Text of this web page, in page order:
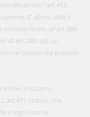
con l'art.413
E' altresì utile il
al conto finale, all'art.386
all'art.388 cod.civ.
nel tempo che precede
infine, in quanto
art.411 cod.civ. che
in ogni caso le